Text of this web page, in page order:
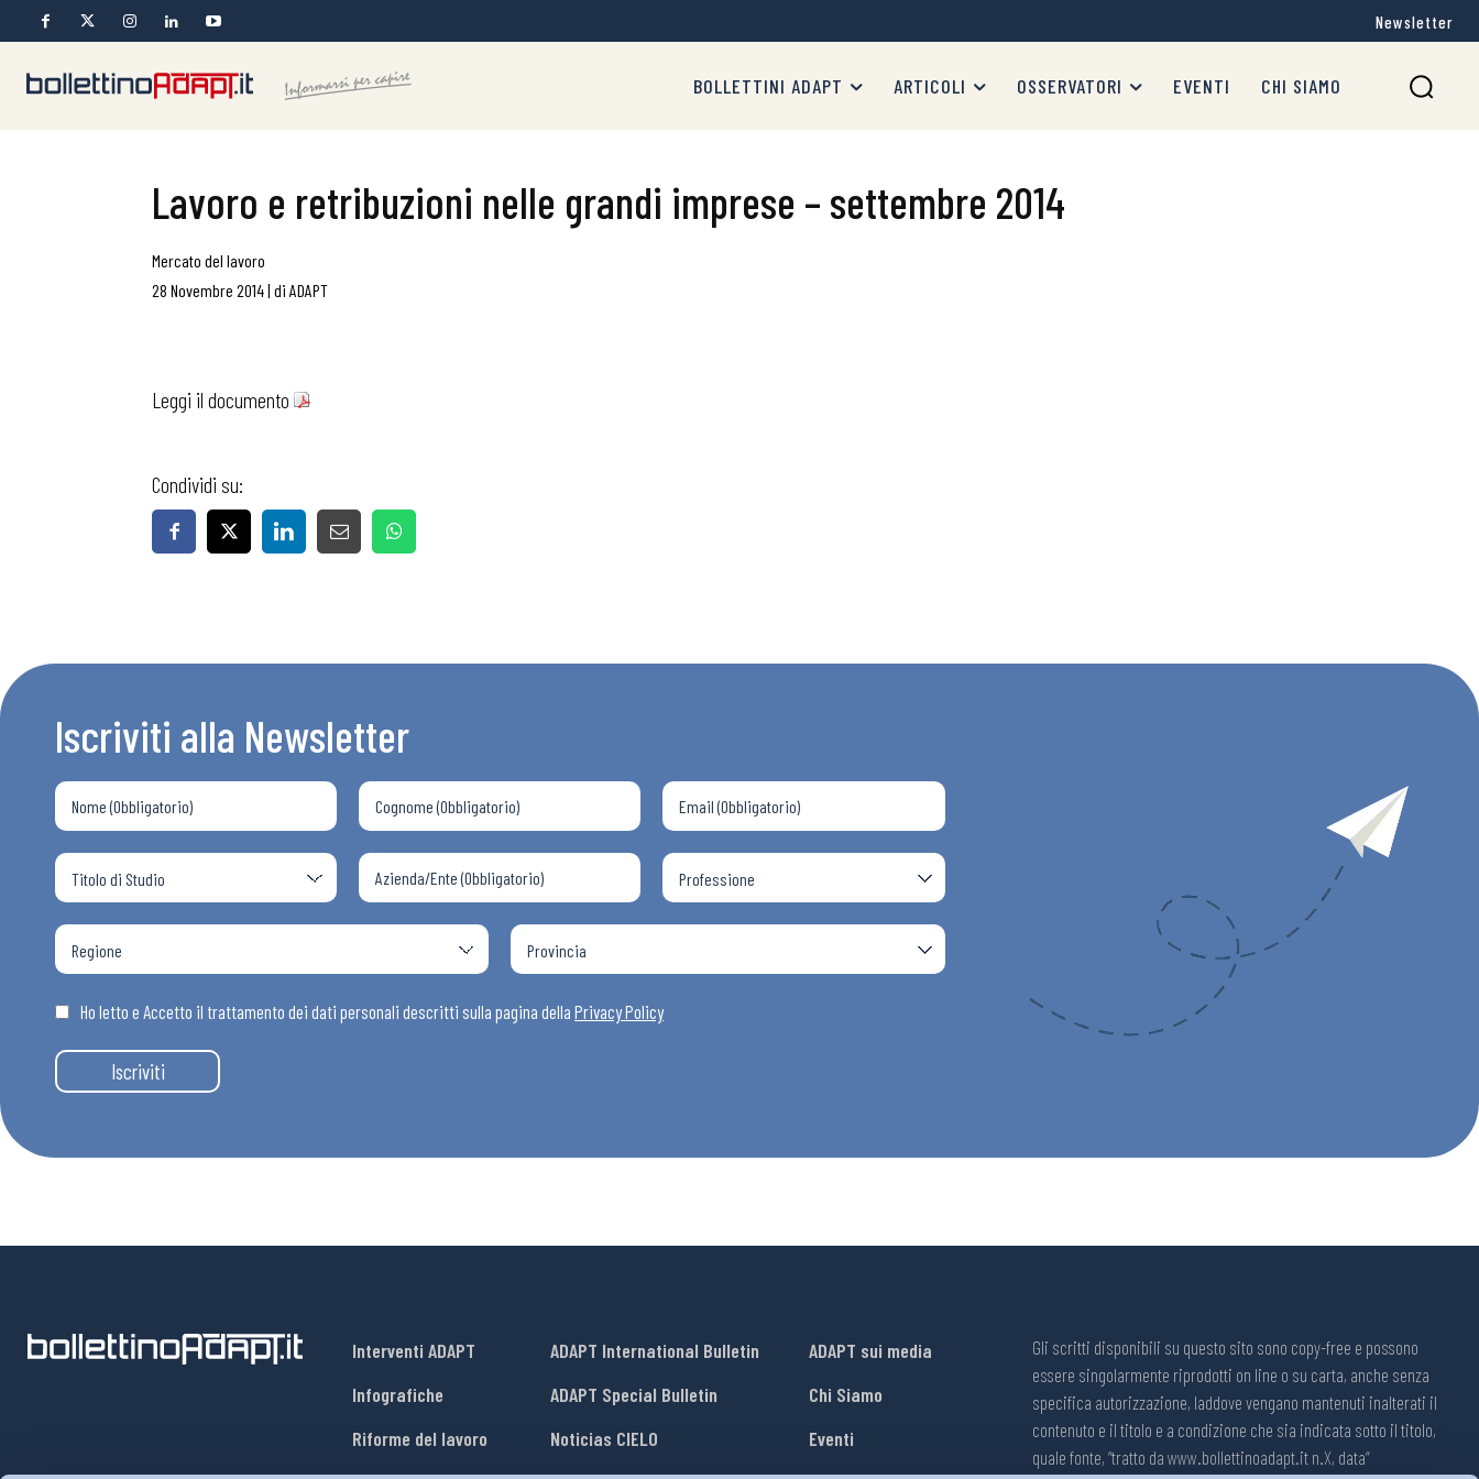
Bollettini ADAPT
Articoli
Osservatori
Newsletter
BOLLETTINI ADAPT ARTICOLI OSSERVATORI EVENTI CHI SIAMO
Lavoro e retribuzioni nelle grandi imprese – settembre 2014
Mercato del lavoro
28 Novembre 2014| di ADAPT
Leggi il documento
Condividi su:
Iscriviti alla Newsletter
Ho letto e Accetto il trattamento dei dati personali descritti sulla pagina della Privacy Policy
Iscriviti
Interventi ADAPT
Infografiche
Riforme del lavoro
ADAPT International Bulletin
ADAPT Special Bulletin
Noticias CIELO
ADAPT sui media
Chi Siamo
Eventi
Gli scritti disponibili su questo sito sono copy-free e possono
essere singolarmente riprodotti on line o su carta, anche senza
specifica autorizzazione, laddove vengano mantenuti inalterati il
contenuto e il titolo e a condizione che sia indicata sotto il titolo,
quale fonte, “tratto da www.bollettinoadapt.it n.X, data“